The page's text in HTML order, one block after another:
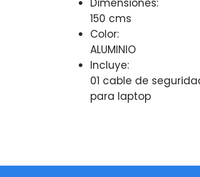
150 cms
Color:
ALUMINIO
Incluye:
01 cable de
para laptop